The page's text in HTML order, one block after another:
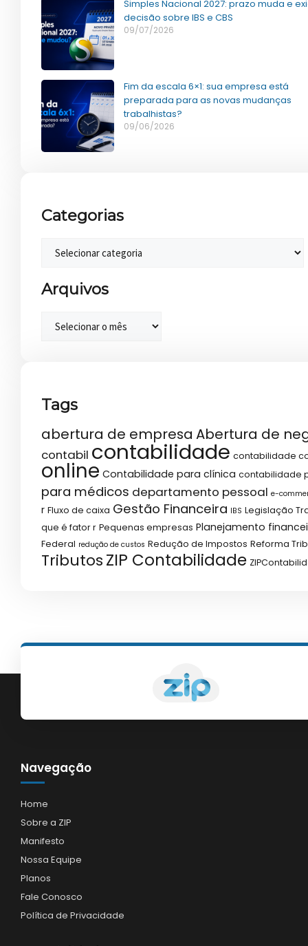
Simples Nacional 2027: prazo muda e
decisão sobre IBS e CBS
09/07/2026
Fim da escala 6×1: sua empresa está
preparada para as novas mudanças
trabalhistas?
09/06/2026
Categorias
Arquivos
Tags
abertura de empresa Abertura de
contabil contabilidade contabilidade
online Contabilidade para clínica contabilidade
para médicos departamento pessoal e-
r Fluxo de caixa Gestão Financeira IBS Legislação
que é fator r Pequenas empresas Planejamento
Federal redução de custos Redução de Impostos Reforma
TributosZIP Contabilidade
Navegação
Home
Sobre a ZIP
Manifesto
Nossa Equipe
Planos
Fale Conosco
Política de Privacidade